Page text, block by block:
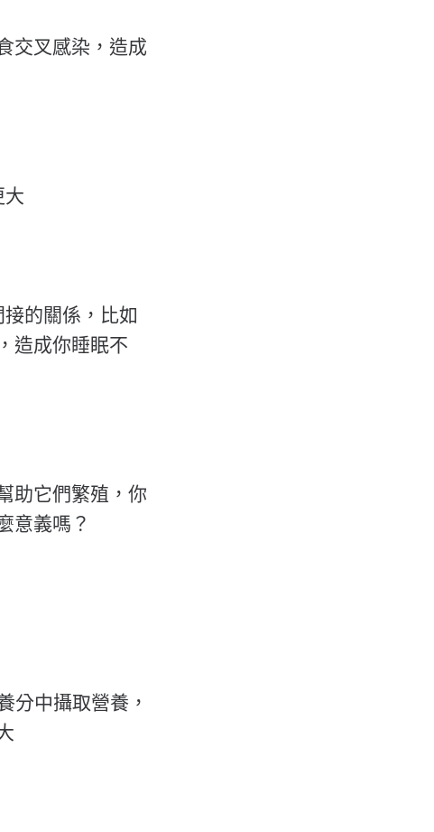
交叉感染，造成
的關係，比如
造成你睡眠不
助它們繁殖，你
意義嗎？
分中攝取營養，